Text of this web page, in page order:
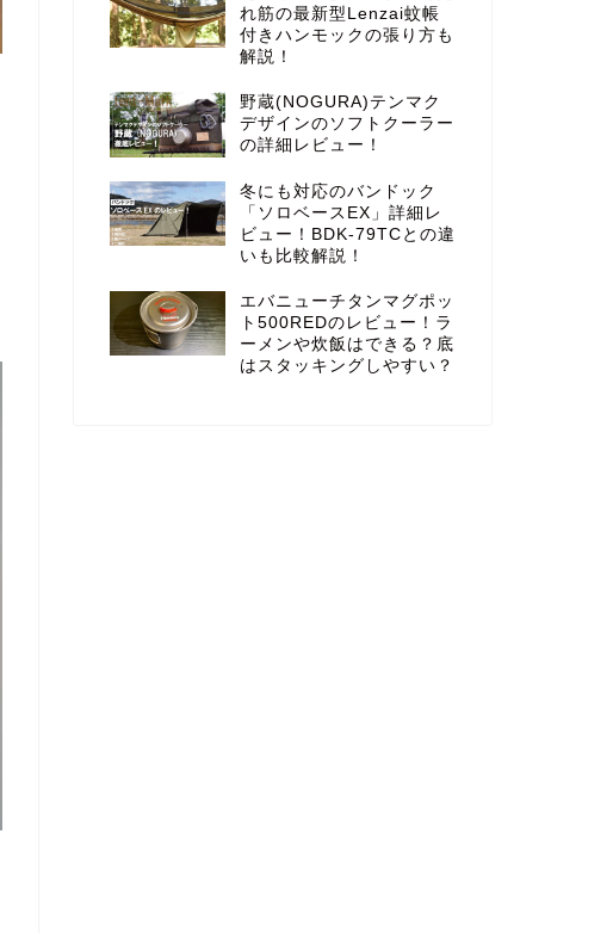
れ筋の最新型Lenzai蚊帳
付きハンモックの張り方も
解説！
野蔵(NOGURA)テンマク
デザインのソフトクーラー
の詳細レビュー！
冬にも対応のバンドック
「ソロベースEX」詳細レ
ビュー！BDK-79TCとの違
いも比較解説！
エバニューチタンマグポッ
ト500REDのレビュー！ラ
ーメンや炊飯はできる？底
はスタッキングしやすい？